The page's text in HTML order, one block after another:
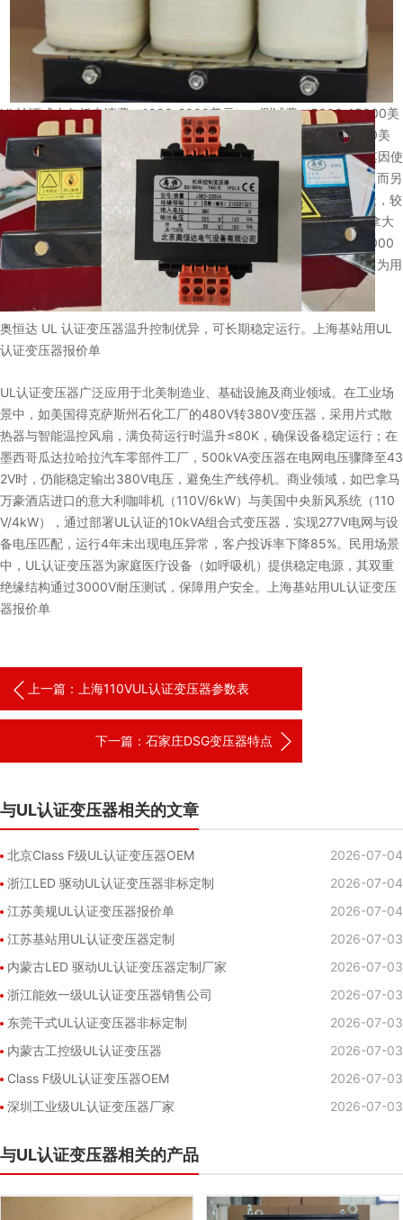
UL认证成本包括申请费（1000-2000美元）、测试费（5000-15000美
元）、工厂检查费（年度3000-5000美元）及维护费（年度约1000美
元）。尽管初期投入较高，但合规价值明显：以某电子企业为例，其因使
用未认证变压器导致休斯顿SMT生产线滞港1个月，损失超50万元；而另
一企业凭借UL认证变压器，在墨西哥蒙特雷汽车工厂清关时只用3天，较
非认证产品提速70%。此外，UL认证可提升品牌信誉，某品牌为加拿大
温哥华数据中心设计的600kVA变压器，通过认证后年耗电量减少5000
度，3年收回设备成本，并获得长期合作订单。选择UL认证变压器，为用
电安全加上双重保险。220VUL认证变压器
奥恒达 UL 认证变压器温升控制优异，可长期稳定运行。上海基站用UL
认证变压器报价单
UL认证变压器广泛应用于北美制造业、基础设施及商业领域。在工业场
景中，如美国得克萨斯州石化工厂的480V转380V变压器，采用片式散
热器与智能温控风扇，满负荷运行时温升≤80K，确保设备稳定运行；在
墨西哥瓜达拉哈拉汽车零部件工厂，500kVA变压器在电网电压骤降至43
2V时，仍能稳定输出380V电压，避免生产线停机。商业领域，如巴拿马
万豪酒店进口的意大利咖啡机（110V/6kW）与美国中央新风系统（110
V/4kW），通过部署UL认证的10kVA组合式变压器，实现277V电网与设
备电压匹配，运行4年未出现电压异常，客户投诉率下降85%。民用场景
中，UL认证变压器为家庭医疗设备（如呼吸机）提供稳定电源，其双重
绝缘结构通过3000V耐压测试，保障用户安全。上海基站用UL认证变压
器报价单
上一篇：上海110VUL认证变压器参数表
下一篇：石家庄DSG变压器特点
与UL认证变压器相关的文章
北京Class F级UL认证变压器OEM
2026-07-04
浙江LED 驱动UL认证变压器非标定制
2026-07-04
江苏美规UL认证变压器报价单
2026-07-04
江苏基站用UL认证变压器定制
2026-07-03
内蒙古LED 驱动UL认证变压器定制厂家
2026-07-03
浙江能效一级UL认证变压器销售公司
2026-07-03
东莞干式UL认证变压器非标定制
2026-07-03
内蒙古工控级UL认证变压器
2026-07-03
Class F级UL认证变压器OEM
2026-07-03
深圳工业级UL认证变压器厂家
2026-07-03
与UL认证变压器相关的产品